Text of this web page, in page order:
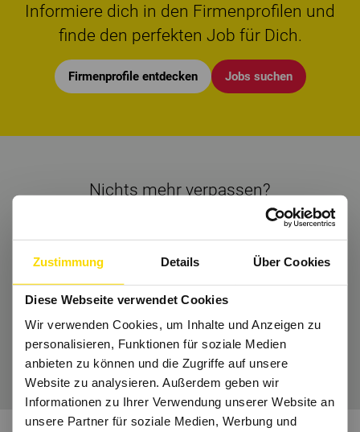
Zustimmung Details Über Cookies
Diese Webseite verwendet Cookies
Wir verwenden Cookies, um Inhalte und Anzeigen zu
personalisieren, Funktionen für soziale Medien
anbieten zu können und die Zugriffe auf unsere
Website zu analysieren. Außerdem geben wir
Informationen zu Ihrer Verwendung unserer Website an
unsere Partner für soziale Medien, Werbung und
Informiere dich in den Firmenprofilen und
finde den perfekten Job für Dich.
Firmenprofile entdecken Jobs suchen
Nichts mehr verpassen?
Bekomme regelmäßig Tipps und bleibe Up-
to-Date.
Dann folge uns auch auf
Wir freuen uns auf Dich.